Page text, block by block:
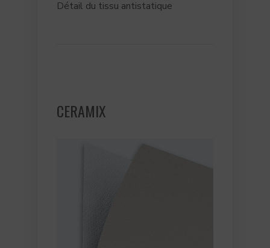
Détail du tissu antistatique
CERAMIX